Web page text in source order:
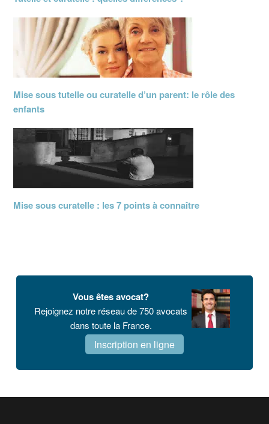
Mise sous tutelle ou curatelle d’un parent: le rôle des
enfants
Mise sous curatelle : les 7 points à connaître
Vous êtes avocat?
Rejoignez notre réseau de 750 avocats
dans toute la France.
Inscription en ligne